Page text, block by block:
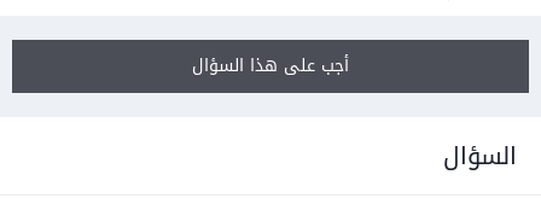
أجب على هذا السؤال
السؤال